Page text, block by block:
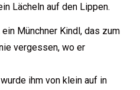
Lächeln auf den Lippen.
Münchner Kindl, das zum
vergessen, wo er
ihm von klein auf in